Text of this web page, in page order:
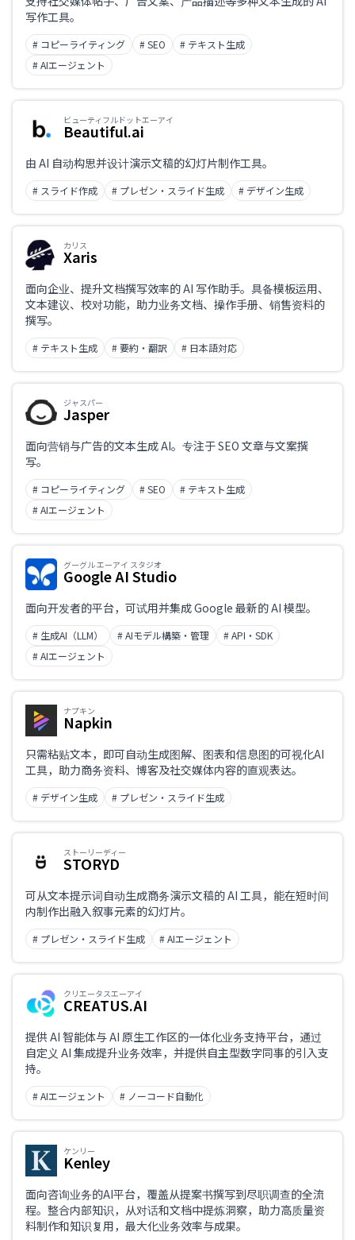
写作工具。
# コピーライティング # SEO
# テキスト生成
# AIエージェント
ビューティフルドットエーアイ
Beautiful.ai
由 AI 自动构思并设计演示文稿的幻灯片制作工具。
# スライド作成 # プレゼン・スライド生成 # デザイン生成
カリス
Xaris
面向企业、提升文档撰写效率的 AI 写作助手。具备模板运用、
文本建议、校对功能，助力业务文档、操作手册、销售资料的
撰写。
# テキスト生成 # 要約・翻訳 # 日本語対応
ジャスパー
Jasper
面向营销与广告的文本生成 AI。专注于 SEO 文章与文案撰
写。
# コピーライティング # SEO
# テキスト生成
# AIエージェント
グーグル エーアイ スタジオ
Google AI Studio
面向开发者的平台，可试用并集成 Google 最新的 AI 模型。
# 生成AI（LLM） # AIモデル構築・管理
# API・SDK
# AIエージェント
ナプキン
Napkin
只需粘贴文本，即可自动生成图解、图表和信息图的可视化AI
工具，助力商务资料、博客及社交媒体内容的直观表达。
# デザイン生成 # プレゼン・スライド生成
ストーリーディー
STORYD
可从文本提示词自动生成商务演示文稿的 AI 工具，能在短时间
内制作出融入叙事元素的幻灯片。
# プレゼン・スライド生成 # AIエージェント
クリエータスエーアイ
CREATUS.AI
提供 AI 智能体与 AI 原生工作区的一体化业务支持平台，通过
自定义 AI 集成提升业务效率，并提供自主型数字同事的引入支
持。
# AIエージェント # ノーコード自動化
ケンリー
Kenley
面向咨询业务的AI平台，覆盖从提案书撰写到尽职调查的全流
程。整合内部知识，从对话和文档中提炼洞察，助力高质量资
料制作和知识复用，最大化业务效率与成果。